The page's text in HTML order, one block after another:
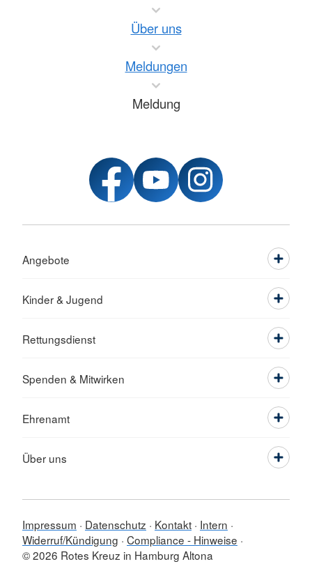
Über uns
Meldungen
Meldung
Angebote
Kinder & Jugend
Rettungsdienst
Spenden & Mitwirken
Ehrenamt
Über uns
Impressum Datenschutz Kontakt Intern
Widerruf/Kündigung Compliance - Hinweise
© 2026 Rotes Kreuz in Hamburg Altona